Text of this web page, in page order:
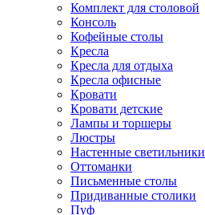
Комплект для столовой
Консоль
Кофейные столы
Кресла
Кресла для отдыха
Кресла офисные
Кровати
Кровати детские
Лампы и торшеры
Люстры
Настенные светильники
Оттоманки
Письменные столы
Придиванные столики
Пуф